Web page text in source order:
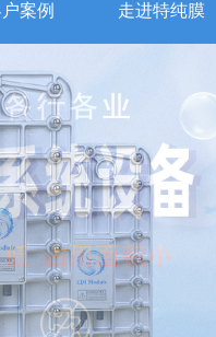
案例 走进特纯膜